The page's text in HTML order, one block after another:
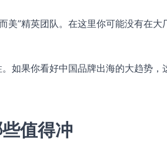
”精英团队。在这里你可能没有在大
如果你看好中国品牌出海的大趋势，
值得冲